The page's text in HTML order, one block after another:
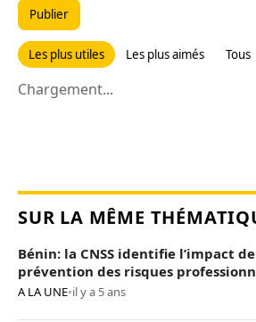
Publier
Les plus utiles Les plus aimés Tous
Chargement...
SUR LA MÊME
Bénin: la CNSS identifie l’impact
prévention des risques
A LA UNE•il y a 5 ans